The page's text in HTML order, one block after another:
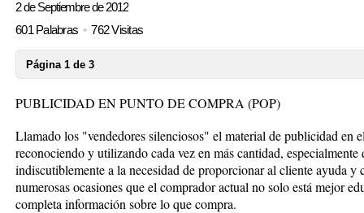
Iniciar sesión
2 de Septiembre de 2012
601 Palabras
762 Visitas
Página 1 de 3
PUBLICIDAD EN PUNTO DE COMPRA (POP)
Llamado los "vendedores silenciosos" el material de publicidad en
reconociendo y utilizando cada vez en más cantidad,
indiscutiblemente a la necesidad de proporcionar al cliente ayuda y
numerosas ocasiones que el comprador actual no solo está mejor
completa información sobre lo que compra.